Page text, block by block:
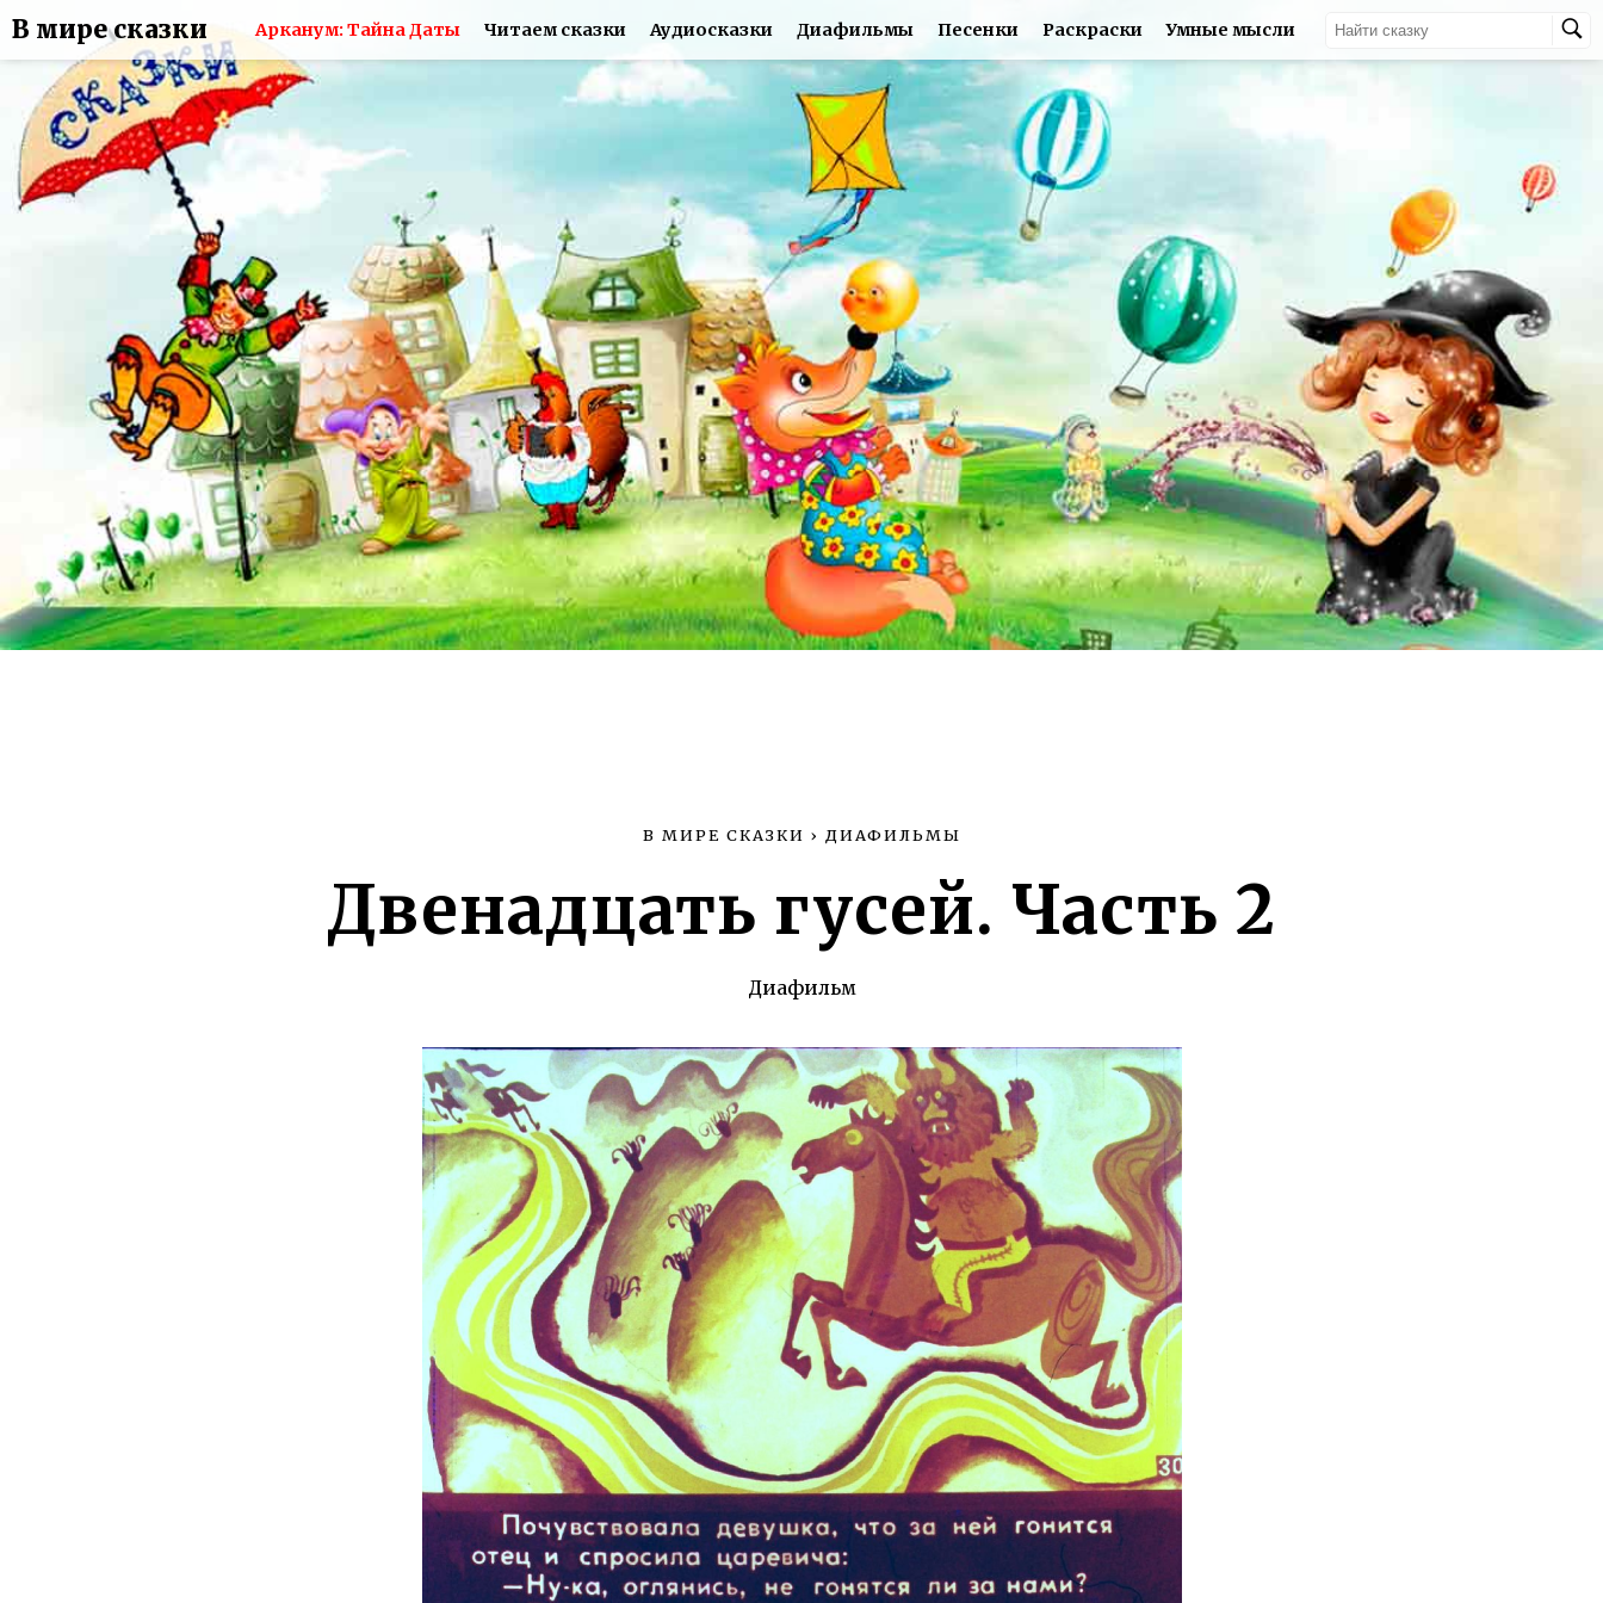
В мире сказки Арканум: Тайна Даты Читаем сказки Аудиосказки Диафильмы Песенки Раскраски Умные мысли
В МИРЕ СКАЗКИ › ДИАФИЛЬМЫ
Двенадцать гусей. Часть 2
Диафильм